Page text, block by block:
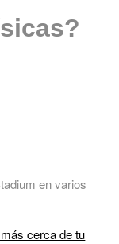
en varios
cerca de tu